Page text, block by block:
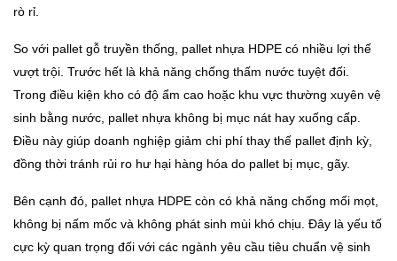
rò rỉ.
So với pallet gỗ truyền thống, pallet nhựa HDPE có nhiều lợi thế
vượt trội. Trước hết là khả năng chống thấm nước tuyệt đối.
Trong điều kiện kho có độ ẩm cao hoặc khu vực thường xuyên vệ
sinh bằng nước, pallet nhựa không bị mục nát hay xuống cấp.
Điều này giúp doanh nghiệp giảm chi phí thay thế pallet định kỳ,
đồng thời tránh rủi ro hư hại hàng hóa do pallet bị mục, gãy.
Bên cạnh đó, pallet nhựa HDPE còn có khả năng chống mối mọt,
không bị nấm mốc và không phát sinh mùi khó chịu. Đây là yếu tố
cực kỳ quan trọng đối với các ngành yêu cầu tiêu chuẩn vệ sinh